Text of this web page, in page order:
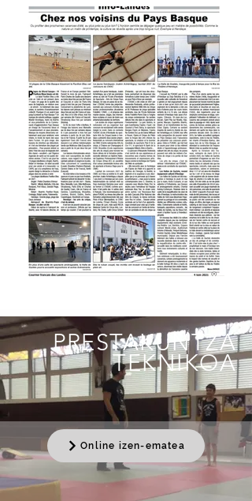
PRESTAKUNTZA
TEKNIKOA
Online izen-ematea